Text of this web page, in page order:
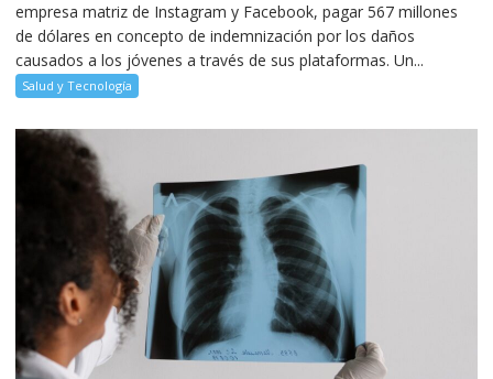
empresa matriz de Instagram y Facebook, pagar 567 millones
de dólares en concepto de indemnización por los daños
causados a los jóvenes a través de sus plataformas. Un...
Salud y Tecnología